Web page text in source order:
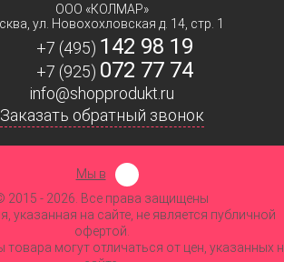
ООО «КОЛМАР»
ул. Новохохловская д. 14, стр. 1
+7 (495) 142 98 19
+7 (925) 072 77 74
info@shopprodukt.ru
Заказать обратный звонок
Мы в
2015 - 2026. Все права защищены
указанная на сайте, не является публичной
офертой.
товара могут отличаться от цен, указанных